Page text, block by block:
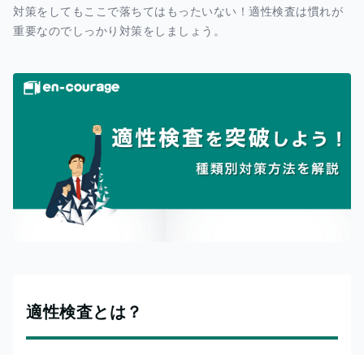
対策をしてもここで落ちてはもったいない！適性検査は慣れが
重要なのでしっかり対策をしましょう。
適性検査とは？